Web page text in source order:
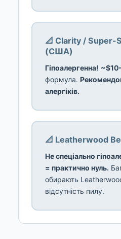
📐 Clarity / Super-
(США)
Гіпоалергенна!
формула.
алергіків.
📐 Leatherwood
Не спеціально
= практично нуль.
обирають
відсутність пилу.